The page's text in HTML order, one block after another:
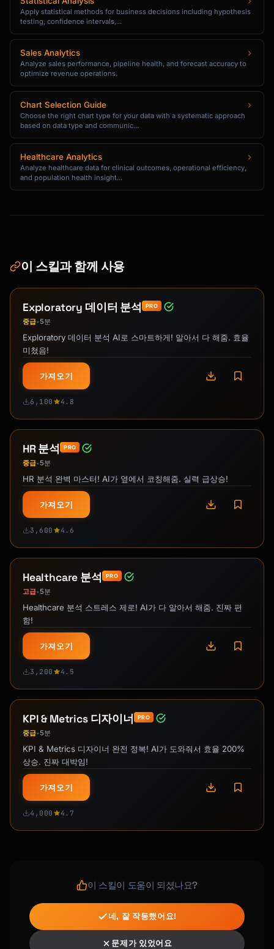
Apply statistical methods for business decisions including hypothesis
testing, confidence intervals,...
Sales Analytics
Analyze sales performance, pipeline health, and forecast accuracy to
optimize revenue operations.
Chart Selection Guide
Choose the right chart type for your data with a systematic approach
based on data type and communic...
Healthcare Analytics
Analyze healthcare data for clinical outcomes, operational efficiency,
and population health insight...
이 스킬과 함께 사용
Exploratory 데이터 분석 PRO
중급•5분
Exploratory 데이터 분석 AI로 스마트하게! 알아서 다 해줌. 효율
미쳤음!
가져오기
6,100 4.8
HR 분석 PRO
중급•5분
HR 분석 완벽 마스터! AI가 옆에서 코칭해줌. 실력 급상승!
가져오기
3,600 4.6
Healthcare 분석 PRO
고급•5분
Healthcare 분석 스트레스 제로! AI가 다 알아서 해줌. 진짜 편
함!
가져오기
3,200 4.5
KPI & Metrics 디자이너 PRO
중급•5분
KPI & Metrics 디자이너 완전 정복! AI가 도와줘서 효율 200%
상승. 진짜 대박임!
가져오기
4,000 4.7
이 스킬이 도움이 되셨나요?
네, 잘 작동했어요!
문제가 있었어요